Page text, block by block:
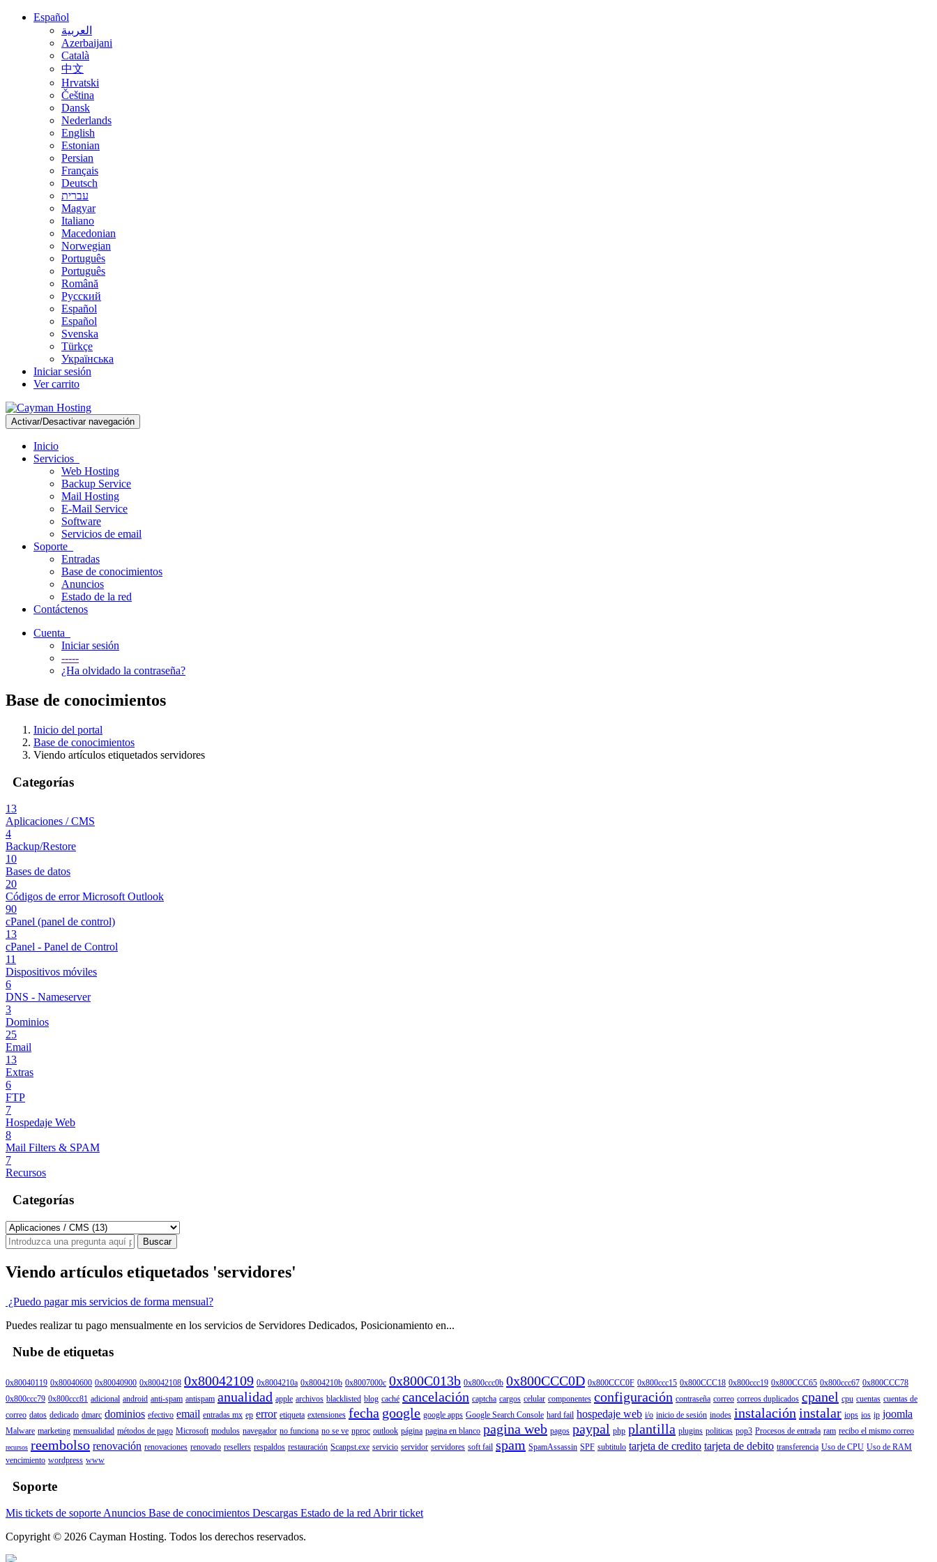
Español
العربية
Azerbaijani
Català
中文
Hrvatski
Čeština
Dansk
Nederlands
English
Estonian
Persian
Français
Deutsch
עברית
Magyar
Italiano
Macedonian
Norwegian
Português
Português
Română
Русский
Español
Español
Svenska
Türkçe
Українська
Iniciar sesión
Ver carrito
Activar/Desactivar navegación
Inicio
Servicios
Web Hosting
Backup Service
Mail Hosting
E-Mail Service
Software
Servicios de email
Soporte
Entradas
Base de conocimientos
Anuncios
Estado de la red
Contáctenos
Cuenta
Iniciar sesión
-----
¿Ha olvidado la contraseña?
Base de conocimientos
Inicio del portal
Base de conocimientos
Viendo artículos etiquetados servidores
Categorías
13
Aplicaciones / CMS
4
Backup/Restore
10
Bases de datos
20
Códigos de error Microsoft Outlook
90
cPanel (panel de control)
13
cPanel - Panel de Control
11
Dispositivos móviles
6
DNS - Nameserver
3
Dominios
25
Email
13
Extras
6
FTP
7
Hospedaje Web
8
Mail Filters & SPAM
7
Recursos
Categorías
Viendo artículos etiquetados 'servidores'
¿Puedo pagar mis servicios de forma mensual?
Puedes realizar tu pago mensualmente en los servicios de Servidores Dedicados, Posicionamiento en...
Nube de etiquetas
0x80040119 0x80040600 0x80040900 0x80042108 0x80042109 0x8004210a 0x8004210b 0x8007000c 0x800C013b 0x800ccc0b 0x800CCC0D 0x800CCC0F 0x800ccc15 0x800CCC18 0x800ccc19 0x800CCC65 0x800ccc67 0x800CCC78
0x800ccc79 0x800ccc81 adicional android anti-spam antispam anualidad apple archivos blacklisted blog caché cancelación captcha cargos celular componentes configuración contraseña correo correos duplicados cpanel cpu cuentas cuentas de
correo datos dedicado dmarc dominios efectivo email entradas mx ep error etiqueta extensiones fecha google google apps Google Search Console hard fail hospedaje web i/o inicio de sesión inodes instalación instalar iops ios ip joomla
Malware marketing mensualidad métodos de pago Microsoft modulos navegador no funciona no se ve nproc outlook página pagina en blanco pagina web pagos paypal php plantilla plugins politicas pop3 Procesos de entrada ram recibo el mismo correo
recursos reembolso renovación renovaciones renovado resellers respaldos restauración Scanpst.exe servicio servidor servidores soft fail spam SpamAssassin SPF subtitulo tarjeta de credito tarjeta de debito transferencia Uso de CPU Uso de RAM
vencimiento wordpress www
Soporte
Mis tickets de soporte Anuncios Base de conocimientos Descargas Estado de la red Abrir ticket
Copyright © 2026 Cayman Hosting. Todos los derechos reservados.